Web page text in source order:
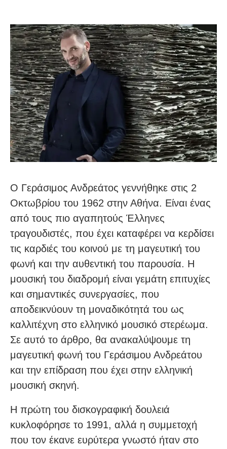
Ο Γεράσιμος Ανδρεάτος γεννήθηκε στις 2
Οκτωβρίου του 1962 στην Αθήνα. Είναι ένας
από τους πιο αγαπητούς Έλληνες
τραγουδιστές, που έχει καταφέρει να κερδίσει
τις καρδιές του κοινού με τη μαγευτική του
φωνή και την αυθεντική του παρουσία. Η
μουσική του διαδρομή είναι γεμάτη επιτυχίες
και σημαντικές συνεργασίες, που
αποδεικνύουν τη μοναδικότητά του ως
καλλιτέχνη στο ελληνικό μουσικό στερέωμα.
Σε αυτό το άρθρο, θα ανακαλύψουμε τη
μαγευτική φωνή του Γεράσιμου Ανδρεάτου
και την επίδραση που έχει στην ελληνική
μουσική σκηνή.
Η πρώτη του δισκογραφική δουλειά
κυκλοφόρησε το 1991, αλλά η συμμετοχή
που τον έκανε ευρύτερα γνωστό ήταν στο